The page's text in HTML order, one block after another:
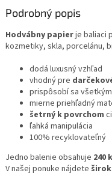
Podrobný popis
Hodvábny papierje baliaci
kozmetiky, skla, porcelánu,
dodá luxusný vzhľad
vhodný pre
prispôsobí sa
mierne priehľadný
šetrný k povrchom
ľahká manipulácia
100% recyklovateľný
Jedno balenie obsahuje 240
V našej ponuke nájdete